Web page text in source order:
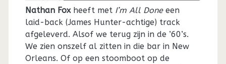
Nathan Foxheeft met I’m All Doneeen
laid-back (James Hunter-achtige) track
afgeleverd. Alsof we terug zijn in de ’60’s.
We zien onszelf al zitten in die bar in New
Orleans. Of op een stoomboot op de